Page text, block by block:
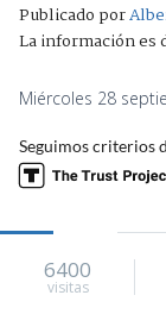
Publicado por
La información es
Miércoles 28
Seguimos criterios
6400
visitas